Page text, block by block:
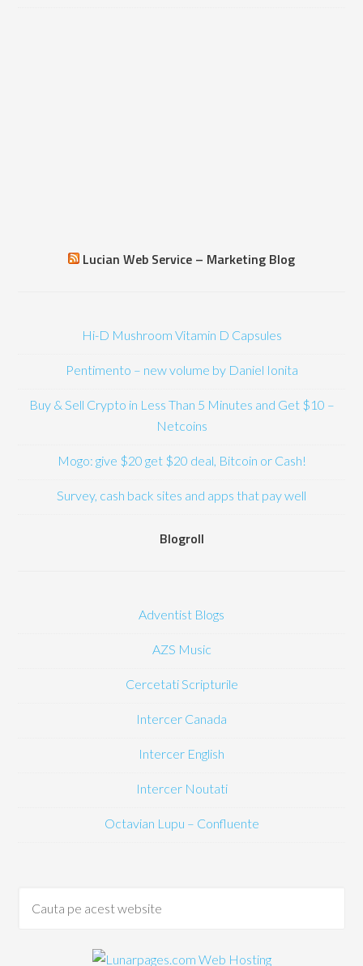
Lucian Web Service – Marketing Blog
Hi-D Mushroom Vitamin D Capsules
Pentimento – new volume by Daniel Ionita
Buy & Sell Crypto in Less Than 5 Minutes and Get $10 –
Netcoins
Mogo: give $20 get $20 deal, Bitcoin or Cash!
Survey, cash back sites and apps that pay well
Blogroll
Adventist Blogs
AZS Music
Cercetati Scripturile
Intercer Canada
Intercer English
Intercer Noutati
Octavian Lupu – Confluente